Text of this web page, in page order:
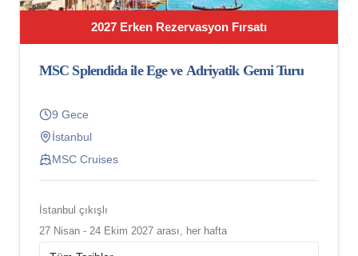
2027 Erken Rezervasyon Fırsatı
MSC Splendida ile Ege ve Adriyatik Gemi Turu
9 Gece
İstanbul
MSC Cruises
İstanbul çıkışlı
27 Nisan - 24 Ekim 2027 arası, her hafta